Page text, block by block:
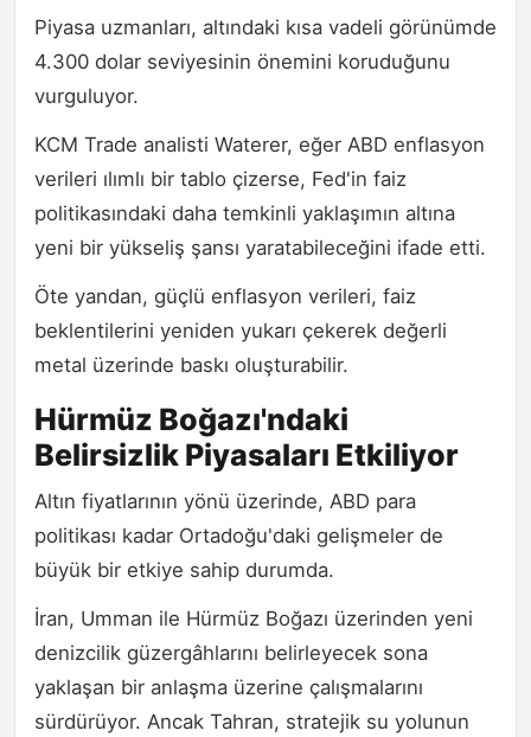
Piyasa uzmanları, altındaki kısa vadeli görünümde
4.300 dolar seviyesinin önemini koruduğunu
vurguluyor.
KCM Trade analisti Waterer, eğer ABD enflasyon
verileri ılımlı bir tablo çizerse, Fed'in faiz
politikasındaki daha temkinli yaklaşımın altına
yeni bir yükseliş şansı yaratabileceğini ifade etti.
Öte yandan, güçlü enflasyon verileri, faiz
beklentilerini yeniden yukarı çekerek değerli
metal üzerinde baskı oluşturabilir.
Hürmüz Boğazı'ndaki
Belirsizlik Piyasaları Etkiliyor
Altın fiyatlarının yönü üzerinde, ABD para
politikası kadar Ortadoğu'daki gelişmeler de
büyük bir etkiye sahip durumda.
İran, Umman ile Hürmüz Boğazı üzerinden yeni
denizcilik güzergâhlarını belirleyecek sona
yaklaşan bir anlaşma üzerine çalışmalarını
sürdürüyor. Ancak Tahran, stratejik su yolunun